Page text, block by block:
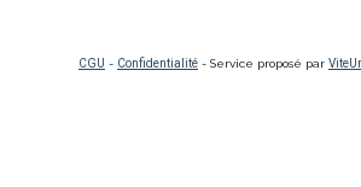
CGU - Confidentialité - Service proposé par